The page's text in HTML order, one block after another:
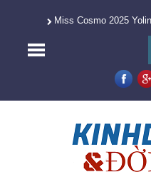
Miss Cosmo 2025